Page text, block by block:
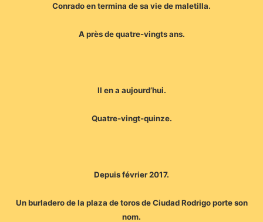
Conrado en termina de sa vie de maletilla.
A près de quatre-vingts ans.
Il en a aujourd’hui.
Quatre-vingt-quinze.
Depuis février 2017.
Un burladero de la plaza de toros de Ciudad Rodrigo porte son
nom.